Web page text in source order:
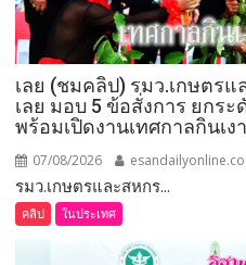
เลย (ชมคลิป) รมว.เกษตร
เลย มอบ 5 ข้อสั่งการ ยกร
พร้อมเปิดงานเทศกาลกินเง
07/08/2026
รมว.เกษตรและสหกร...
คลิป ในประเทศ